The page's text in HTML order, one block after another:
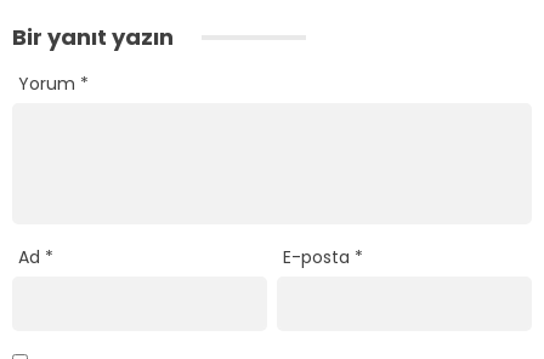
Bir yanıt yazın
Yorum *
Ad * E-posta *